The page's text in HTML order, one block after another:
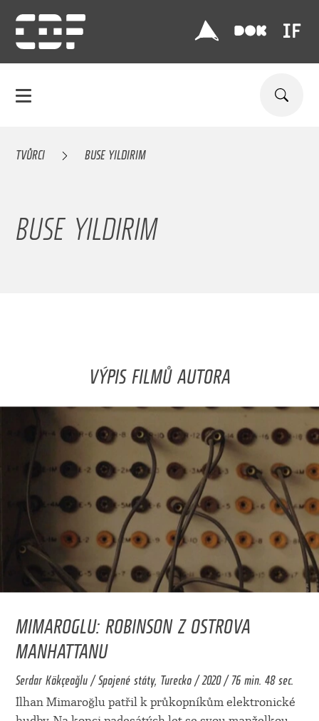
TVŮRCI BUSE YILDIRIM
BUSE YILDIRIM
VÝPIS FILMŮ AUTORA
MIMAROGLU: ROBINSON Z OSTROVA
MANHATTANU
Serdar Kökçeoğlu / Spojené státy, Turecko / 2020 / 76 min. 48 sec.
İlhan Mimaroğlu patřil k průkopníkům elektronické